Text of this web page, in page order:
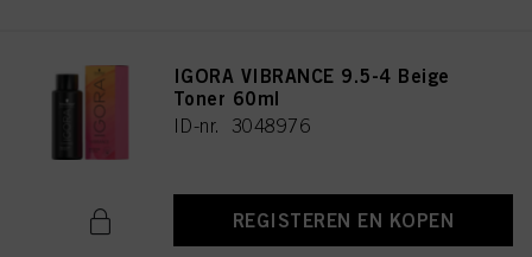
IGORA VIBRANCE 9.5-4 Beige
Toner 60ml
ID-nr. 3048976
REGISTEREN EN KOPEN